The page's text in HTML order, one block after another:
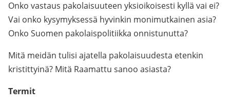
Onko vastaus pakolaisuuteen yksioikoisesti kyllä vai ei?
Vai onko kysymyksessä hyvinkin monimutkainen asia?
Onko Suomen pakolaispolitiikka onnistunutta?
Mitä meidän tulisi ajatella pakolaisuudesta etenkin
kristittyinä? Mitä Raamattu sanoo asiasta?
Termit